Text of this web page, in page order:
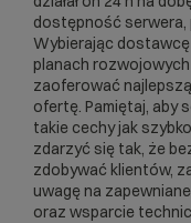
dostępność serwera,
Wybierając
planach rozwojowych
zaoferować
ofertę. Pamiętaj, aby
takie cechy jak
zdarzyć się tak, że
zdobywać klientów,
uwagę na zapewniane
oraz wsparcie